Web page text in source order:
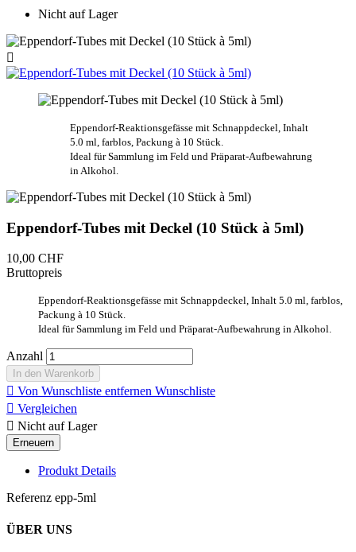
Nicht auf Lager

Eppendorf-Reaktionsgefässe mit Schnappdeckel, Inhalt
5.0 ml, farblos, Packung à 10 Stück.
Ideal für Sammlung im Feld und Präparat-Aufbewahrung
in Alkohol.
Eppendorf-Tubes mit Deckel (10 Stück à 5ml)
10,00 CHF
Bruttopreis
Eppendorf-Reaktionsgefässe mit Schnappdeckel, Inhalt 5.0 ml, farblos,
Packung à 10 Stück.
Ideal für Sammlung im Feld und Präparat-Aufbewahrung in Alkohol.
Anzahl
In den Warenkorb
 Von Wunschliste entfernen Wunschliste
 Vergleichen
 Nicht auf Lager
Produkt Details
Referenz epp-5ml
ÜBER UNS